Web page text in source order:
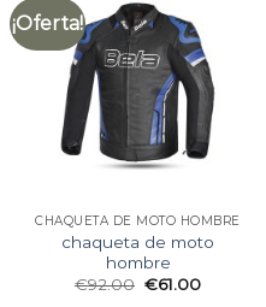
¡Oferta!
CHAQUETA DE MOTO HOMBRE
chaqueta de moto
hombre
€92.00 €61.00